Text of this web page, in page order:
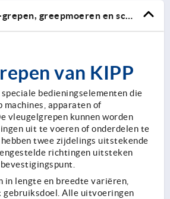
greepmoeren en schroeven
van KIPP
bedieningselementen die
machines, apparaten of
vleugelgrepen kunnen worden
uit te voeren of onderdelen te
twee zijdelings uitstekende
richtingen uitsteken
in lengte en breedte variëren,
gebruiksdoel. Alle uitvoeringen